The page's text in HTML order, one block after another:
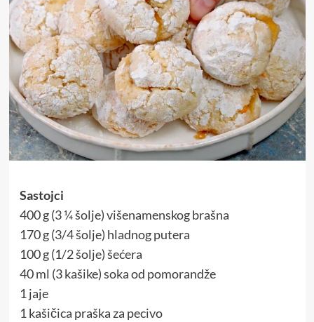
Sastojci
400 g (3 ¼ šolje) višenamenskog brašna
170 g (3/4 šolje) hladnog putera
100 g (1/2 šolje) šećera
40 ml (3 kašike) soka od pomorandže
1 jaje
1 kašičica praška za pecivo